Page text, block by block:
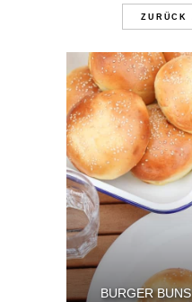
ZURÜCK
BURGER BUNS